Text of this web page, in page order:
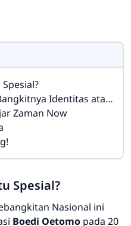
atau Lunturnya Budaya?
Zaman Now
Spesial?
Nasional ini
Boedi Oetomo pada 20